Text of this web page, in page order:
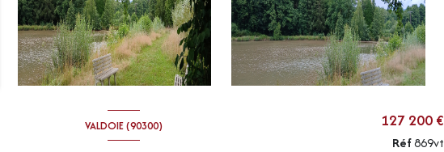
VALDOIE (90300) 127 200 €
Réf869vt